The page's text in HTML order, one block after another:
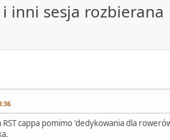
inni sesja rozbierana
RST cappa pomimo 'dedykowania dla